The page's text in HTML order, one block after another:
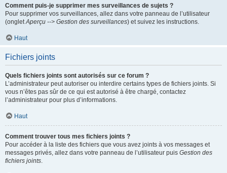
Comment puis-je supprimer mes surveillances de sujets ?
Pour supprimer vos surveillances, allez dans votre panneau de l’utilisateur
(ongletAperçu --> Gestion des surveillances) et suivez les instructions.
Haut
Fichiers joints
Quels fichiers joints sont autorisés sur ce forum ?
L’administrateur peut autoriser ou interdire certains types de fichiers joints. Si
vous n’êtes pas sûr de ce qui est autorisé à être chargé, contactez
l’administrateur pour plus d’informations.
Haut
Comment trouver tous mes fichiers joints ?
Pour accéder à la liste des fichiers que vous avez joints à vos messages et
messages privés, allez dans votre panneau de l’utilisateur puis Gestion des
fichiers joints.